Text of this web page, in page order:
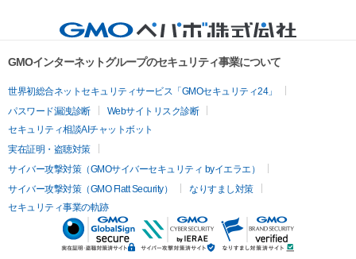
GMOインターネットグループのセキュリティ事業について
世界初総合ネットセキュリティサービス「GMOセキュリティ24」
パスワード漏洩診断
Webサイトリスク診断
セキュリティ相談AIチャットボット
実在証明・盗聴対策
サイバー攻撃対策（GMOサイバーセキュリティ byイエラエ）
サイバー攻撃対策（GMO Flatt Security）
なりすまし対策
セキュリティ事業の軌跡